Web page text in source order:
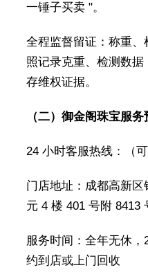
一锤子买卖 "。
全程监督留证：称重
照记录克重、检测数
存维权证据。
（二）御金阁珠宝服
24 小时客服热线：（
门店地址：成都高新
元 4 楼 401 号附 8413
服务时间：全年无休
约到店或上门回收